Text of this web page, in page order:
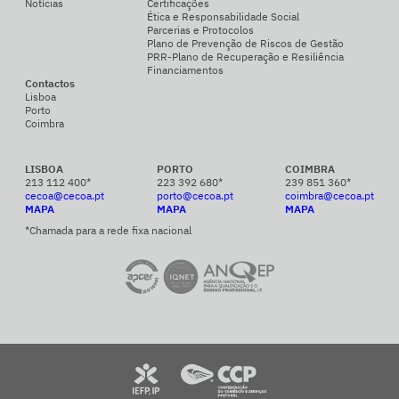
Notícias
Certificações
Ética e Responsabilidade Social
Parcerias e Protocolos
Plano de Prevenção de Riscos de Gestão
PRR-Plano de Recuperação e Resiliência
Financiamentos
Contactos
Lisboa
Porto
Coimbra
LISBOA
213 112 400*
cecoa@cecoa.pt
MAPA
PORTO
223 392 680*
porto@cecoa.pt
MAPA
COIMBRA
239 851 360*
coimbra@cecoa.pt
MAPA
*Chamada para a rede fixa nacional